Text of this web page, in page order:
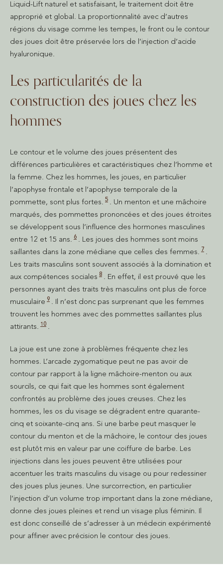
Liquid-Lift naturel et satisfaisant, le traitement doit être
approprié et global. La proportionnalité avec d’autres
régions du visage comme les tempes, le front ou le contour
des joues doit être préservée lors de l’injection d’acide
hyaluronique.
Les particularités de la
construction des joues chez les
hommes
Le contour et le volume des joues présentent des
différences particulières et caractéristiques chez l’homme et
la femme. Chez les hommes, les joues, en particulier
l’apophyse frontale et l’apophyse temporale de la
pommette, sont plus fortes. 5 . Un menton et une mâchoire
marqués, des pommettes prononcées et des joues étroites
se développent sous l’influence des hormones masculines
entre 12 et 15 ans. 6 . Les joues des hommes sont moins
saillantes dans la zone médiane que celles des femmes. 7 .
Les traits masculins sont souvent associés à la domination et
aux compétences sociales 8 . En effet, il est prouvé que les
personnes ayant des traits très masculins ont plus de force
musculaire 9 . Il n’est donc pas surprenant que les femmes
trouvent les hommes avec des pommettes saillantes plus
attirants. 10 .
La joue est une zone à problèmes fréquente chez les
hommes. L’arcade zygomatique peut ne pas avoir de
contour par rapport à la ligne mâchoire-menton ou aux
sourcils, ce qui fait que les hommes sont également
confrontés au problème des joues creuses. Chez les
hommes, les os du visage se dégradent entre quarante-
cinq et soixante-cinq ans. Si une barbe peut masquer le
contour du menton et de la mâchoire, le contour des joues
est plutôt mis en valeur par une coiffure de barbe. Les
injections dans les joues peuvent être utilisées pour
accentuer les traits masculins du visage ou pour redessiner
des joues plus jeunes. Une surcorrection, en particulier
l’injection d’un volume trop important dans la zone médiane,
donne des joues pleines et rend un visage plus féminin. Il
est donc conseillé de s’adresser à un médecin expérimenté
pour affiner avec précision le contour des joues.